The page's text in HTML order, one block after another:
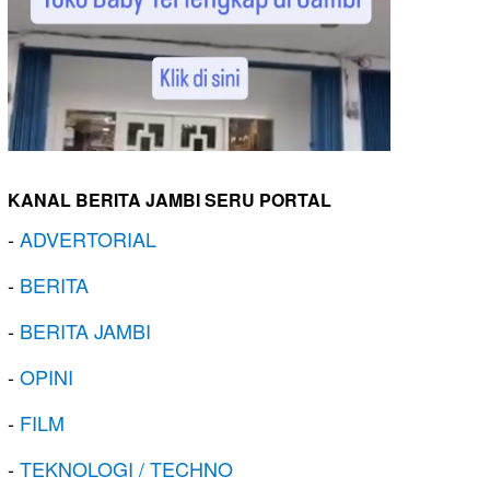
KANAL BERITA JAMBI SERU PORTAL
-ADVERTORIAL
- BERITA
- BERITA JAMBI
-OPINI
- FILM
-TEKNOLOGI / TECHNO